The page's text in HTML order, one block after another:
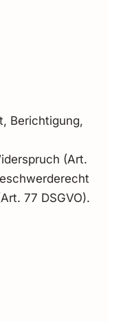
Berichtigung,
(Art.
77 DSGVO).